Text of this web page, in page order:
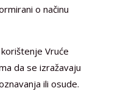
o načinu
Vruće
da se izražavaju
ili osude.